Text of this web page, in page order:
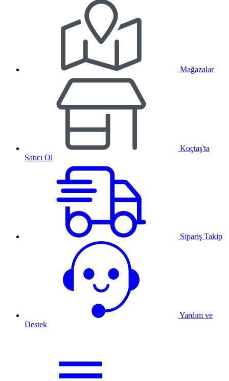
Mağazalar
Koçtaş'ta
Satıcı Ol
Sipariş Takip
Yardım ve
Destek